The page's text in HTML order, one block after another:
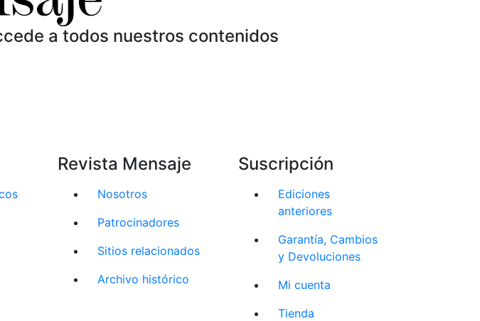
a todos nuestros contenidos
Revista Mensaje
Nosotros
Patrocinadores
Sitios relacionados
Archivo histórico
Suscripción
Ediciones
anteriores
Garantía, Cambios
y Devoluciones
Mi cuenta
Tienda